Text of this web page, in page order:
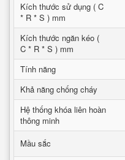
Kích thước sử dụng ( C
* R * S ) mm
Kích thước ngăn kéo (
C * R * S ) mm
Tính năng
Khả năng chống cháy
Hệ thống khóa liên hoàn
thông minh
Mầu sắc